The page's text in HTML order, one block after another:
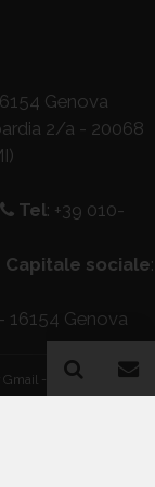
Genova
2/a - 20068
Tel: +39 010-
Capitale sociale:
16154 Genova
Gmail - AddOn Policy|